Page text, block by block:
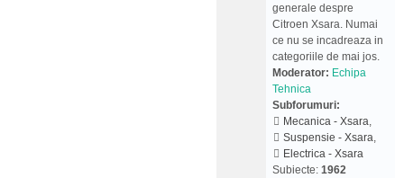
generale despre
Citroen Xsara. Numai
ce nu se incadreaza in
categoriile de mai jos.
Moderator: Echipa
Tehnica
Subforumuri:
Mecanica - Xsara,
Suspensie - Xsara,
Electrica - Xsara
Subiecte: 1962